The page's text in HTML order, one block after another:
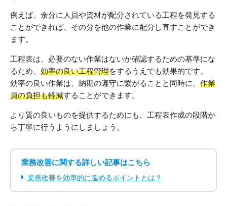
例えば、余分に人員や資材が配分されている工程を発見する
ことができれば、その分を他の作業に配分し直すことができ
ます。
工程表は、必要のない作業はないか確認するための基準にな
るため、 効率の良い工程管理をするうえでも効果的です。
効率の良い作業は、納期の遵守に繋がることと同時に、 作業
員の負担も軽減することができます。
より質の良いものを提供するためにも、工程表作成の段階か
ら丁寧に行うようにしましょう。
業務改善に関する詳しい記事はこちら
業務改善を効率的に進めるポイントとは？